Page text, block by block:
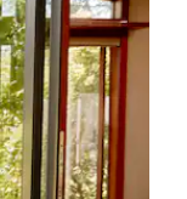
en faisant glisser.